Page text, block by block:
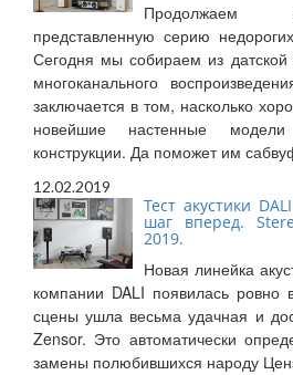
Продолжаем
представленную серию
Сегодня мы собираем из датской
многоканального
заключается в том, насколько
новейшие настенные
конструкции. Да поможет им
12.02.2019
Тест акустики
шаг вперед.
2019.
Новая линейка
компании DALI появилась ровно
сцены ушла весьма удачная и
Zensor. Это автоматически
замены полюбившихся народу